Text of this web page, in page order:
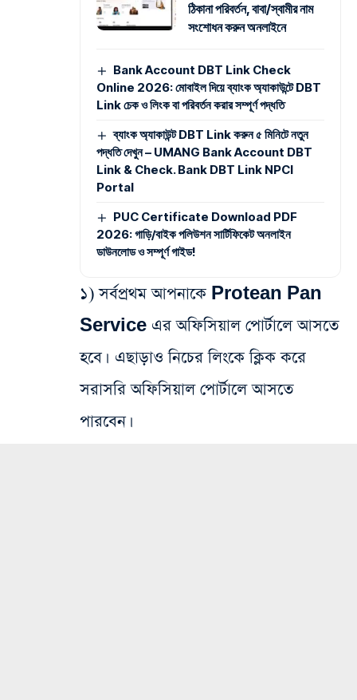
ঠিকানা পরিবর্তন, বাবা/স্বামীর নাম
সংশোধন করুন অনলাইনে
Bank Account DBT Link Check
Online 2026: মোবাইল দিয়ে ব্যাংক অ্যাকাউন্টে DBT
Link চেক ও লিংক বা পরিবর্তন করার সম্পূর্ণ পদ্ধতি
ব্যাংক অ্যাকাউন্ট DBT Link করুন ৫ মিনিটে নতুন
পদ্ধতি দেখুন – UMANG Bank Account DBT
Link & Check. Bank DBT Link NPCI
Portal
PUC Certificate Download PDF
2026: গাড়ি/বাইক পলিউশন সার্টিফিকেট অনলাইন
ডাউনলোড ও সম্পূর্ণ গাইড!
১) সর্বপ্রথম আপনাকে Protean Pan
Service এর অফিসিয়াল পোর্টালে আসতে
হবে। এছাড়াও নিচের লিংকে ক্লিক করে
সরাসরি অফিসিয়াল পোর্টালে আসতে
পারবেন।